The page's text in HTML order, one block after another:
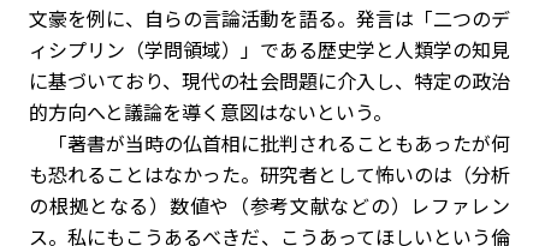
文豪を例に、自らの言論活動を語る。発言は「二つのデ
ィシプリン（学問領域）」である歴史学と人類学の知見
に基づいており、現代の社会問題に介入し、特定の政治
的方向へと議論を導く意図はないという。
「著書が当時の仏首相に批判されることもあったが何
も恐れることはなかった。研究者として怖いのは（分析
の根拠となる）数値や（参考文献などの）レファレン
ス。私にもこうあるべきだ、こうあってほしいという倫